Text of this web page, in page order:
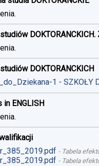
DOKTORANCKICH
1 - SZKOŁY
ENGLISH
- Tabela
- Tabela